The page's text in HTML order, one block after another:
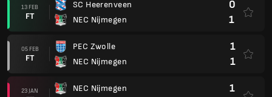
13 FEB
FT
SC Heerenveen
NEC Nijmegen
0
1
05 FEB
FT
PEC Zwolle
NEC Nijmegen
1
1
23 JAN
NEC Nijmegen
1